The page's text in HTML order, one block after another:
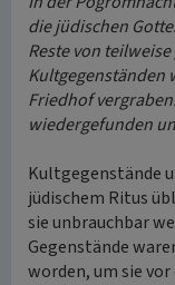
die jüdischen
Reste von
Kultgegenständen
Friedhof
wiedergefunden
Kultgegenstände
jüdischem Ritus
sie unbrauchbar
Gegenstände
worden, um sie